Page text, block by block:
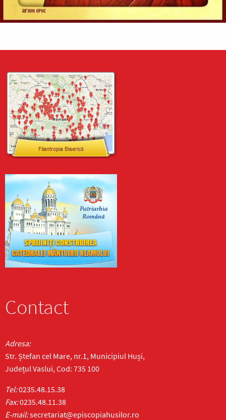
Contact
Adresa:
Str. Ștefan cel Mare, nr.1, Municipiul Huși,
Județul Vaslui, Cod: 735 100
Tel:0235.48.15.38
Fax:0235.48.11.38
E-mail:secretariat@episcopiahusilor.ro